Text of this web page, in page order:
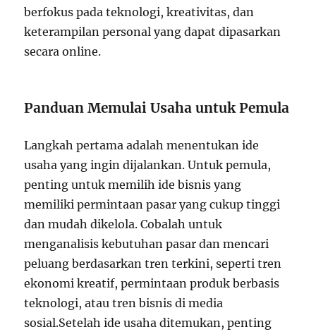
berfokus pada teknologi, kreativitas, dan
keterampilan personal yang dapat dipasarkan
secara online.
Panduan Memulai Usaha untuk Pemula
Langkah pertama adalah menentukan ide
usaha yang ingin dijalankan. Untuk pemula,
penting untuk memilih ide bisnis yang
memiliki permintaan pasar yang cukup tinggi
dan mudah dikelola. Cobalah untuk
menganalisis kebutuhan pasar dan mencari
peluang berdasarkan tren terkini, seperti tren
ekonomi kreatif, permintaan produk berbasis
teknologi, atau tren bisnis di media
sosial.Setelah ide usaha ditemukan, penting